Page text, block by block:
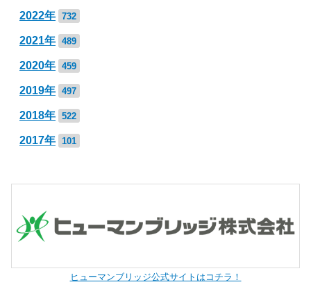
2022年 732
2021年 489
2020年 459
2019年 497
2018年 522
2017年 101
ヒューマンブリッジ公式サイトはコチラ！